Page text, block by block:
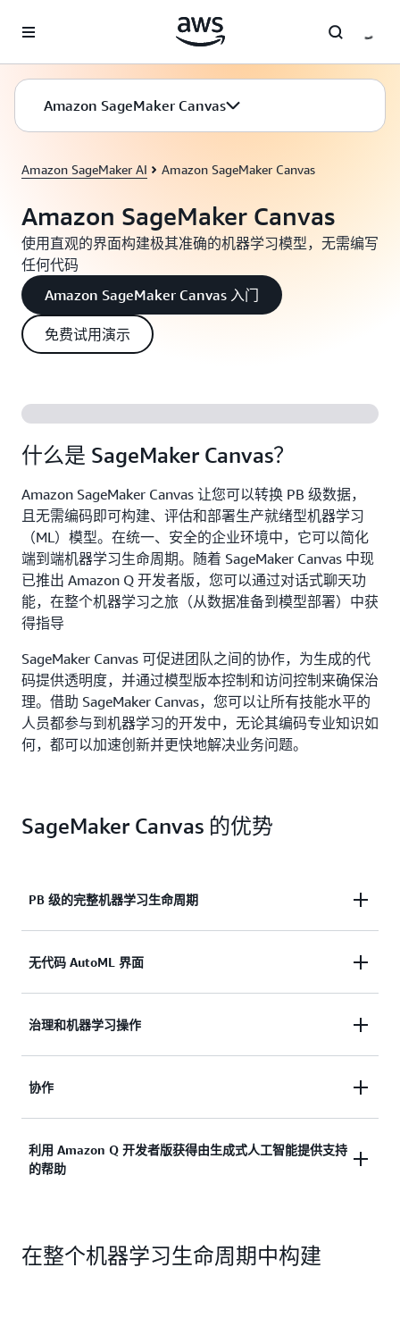
Amazon SageMaker Canvas
Amazon SageMaker AI Amazon SageMaker Canvas
Amazon SageMaker Canvas
使用直观的界面构建极其准确的机器学习模型，无需编写
任何代码
Amazon SageMaker Canvas 入门
免费试用演示
什么是 SageMaker Canvas？
Amazon SageMaker Canvas 让您可以转换 PB 级数据，
且无需编码即可构建、评估和部署生产就绪型机器学习
（ML）模型。在统一、安全的企业环境中，它可以简化
端到端机器学习生命周期。随着 SageMaker Canvas 中现
已推出 Amazon Q 开发者版，您可以通过对话式聊天功
能，在整个机器学习之旅（从数据准备到模型部署）中获
得指导
SageMaker Canvas 可促进团队之间的协作，为生成的代
码提供透明度，并通过模型版本控制和访问控制来确保治
理。借助 SageMaker Canvas，您可以让所有技能水平的
人员都参与到机器学习的开发中，无论其编码专业知识如
何，都可以加速创新并更快地解决业务问题。
SageMaker Canvas 的优势
PB 级的完整机器学习生命周期
个生命周期内的端到端机器学习功能。
无代码 AutoML 界面
的自定义机器学习模型，所有这些都通过无代码体验
实现。
治理和机器学习操作
作的 SageMaker 模型注册表和 Amazon DataZone）
进行模型共享和集成。
协作
利用 Amazon Q 开发者版获得由生成式人工智能提供支持
的帮助
过程，同时解决有关数据和模型的查询。
在整个机器学习生命周期中构建